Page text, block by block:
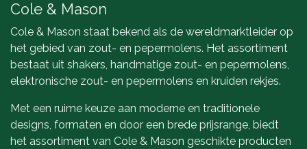
Cole & Mason
Cole & Mason staat bekend als de wereldmarktleider op
het gebied van zout- en pepermolens. Het assortiment
bestaat uit shakers, handmatige zout- en pepermolens,
elektronische zout- en pepermolens en kruiden rekjes.
Met een ruime keuze aan moderne en traditionele
designs, formaten en door een brede prijsrange, biedt
het assortiment van Cole & Mason geschikte producten